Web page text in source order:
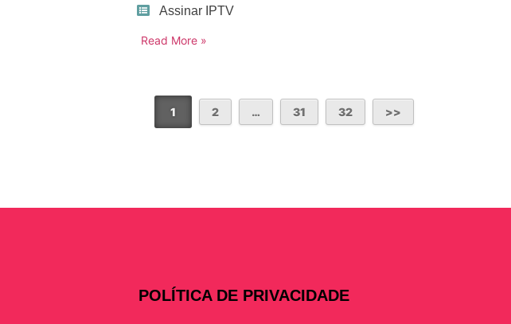
Assinar IPTV
Read More »
1 2 … 31 32
POLÍTICA DE PRIVACIDADE